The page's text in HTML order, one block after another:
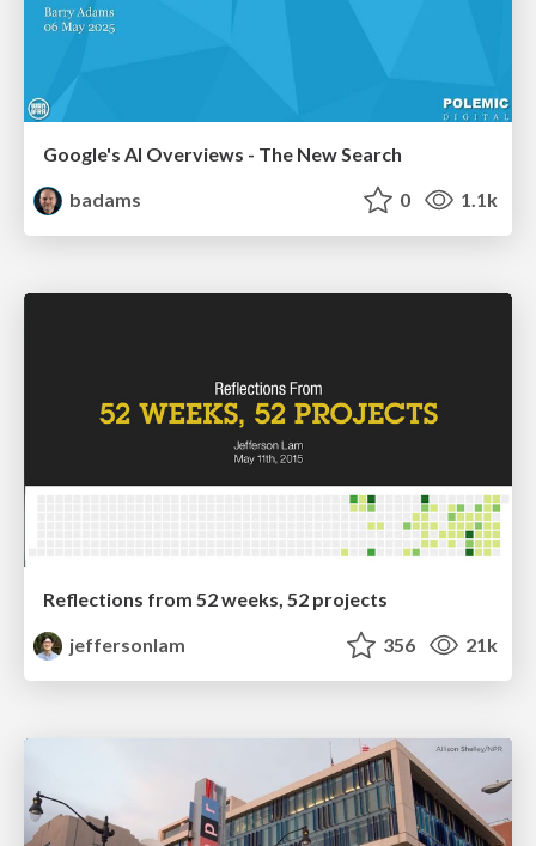
Google's AI Overviews - The New Search
badams
0 1.1k
Reflections from 52 weeks, 52 projects
jeffersonlam
356 21k